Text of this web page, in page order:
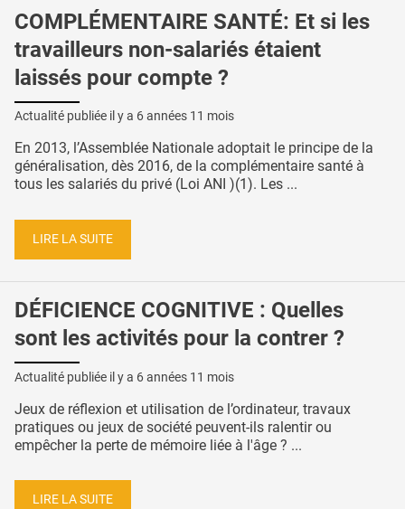
COMPLÉMENTAIRE SANTÉ: Et si les
travailleurs non-salariés étaient
laissés pour compte ?
Actualité publiée il y a 6 années 11 mois
En 2013, l’Assemblée Nationale adoptait le principe de la
généralisation, dès 2016, de la complémentaire santé à
tous les salariés du privé (Loi ANI )(1). Les ...
LIRE LA SUITE
DÉFICIENCE COGNITIVE : Quelles
sont les activités pour la contrer ?
Actualité publiée il y a 6 années 11 mois
Jeux de réflexion et utilisation de l’ordinateur, travaux
pratiques ou jeux de société peuvent-ils ralentir ou
empêcher la perte de mémoire liée à l'âge ? ...
LIRE LA SUITE